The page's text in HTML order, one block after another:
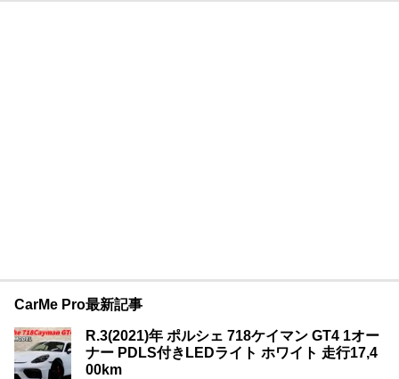
CarMe Pro最新記事
R.3(2021)年 ポルシェ 718ケイマン GT4 1オー
ナー PDLS付きLEDライト ホワイト 走行17,4
00km